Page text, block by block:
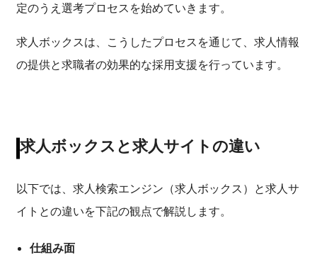
定のうえ選考プロセスを始めていきます。
求人ボックスは、こうしたプロセスを通じて、求人情報
の提供と求職者の効果的な採用支援を行っています。
求人ボックスと求人サイトの違い
以下では、求人検索エンジン（求人ボックス）と求人サ
イトとの違いを下記の観点で解説します。
仕組み面